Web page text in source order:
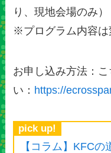
り、現地会場のみ）
※プログラム内容は
お申し込み方法：
い： https://
pick up!
【コラム】KFC